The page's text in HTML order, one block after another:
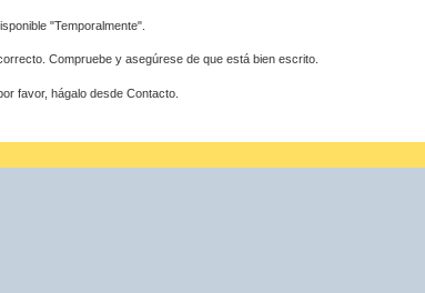
"Temporalmente".
Compruebe y asegúrese de que está bien escrito.
favor, hágalo desde Contacto.